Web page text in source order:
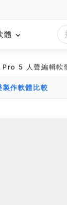
體
5 人聲編輯軟
作軟體比較